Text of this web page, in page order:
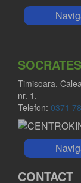
Timisoara,
nr. 1.
Telefon: 0371
CONTACT